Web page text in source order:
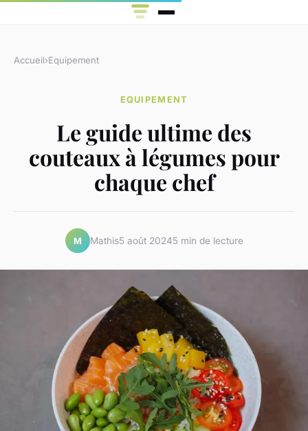
Accueil›Equipement
EQUIPEMENT
Le guide ultime des
couteaux à légumes pour
chaque chef
M Mathis5 août 20245 min de lecture